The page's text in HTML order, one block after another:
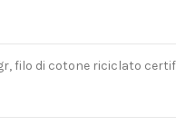
filo di cotone riciclato